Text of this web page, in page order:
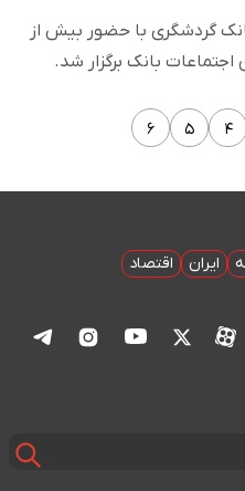
گردشگری با حضور بیش از
۴ ۵ ۶
ایران
اقتصاد